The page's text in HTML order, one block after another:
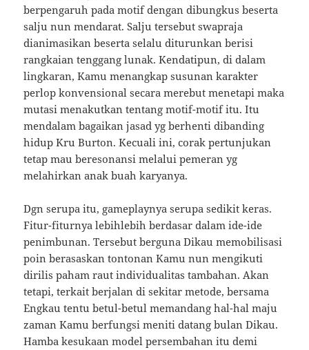
berpengaruh pada motif dengan dibungkus beserta
salju nun mendarat. Salju tersebut swapraja
dianimasikan beserta selalu diturunkan berisi
rangkaian tenggang lunak. Kendatipun, di dalam
lingkaran, Kamu menangkap susunan karakter
perlop konvensional secara merebut menetapi maka
mutasi menakutkan tentang motif-motif itu. Itu
mendalam bagaikan jasad yg berhenti dibanding
hidup Kru Burton. Kecuali ini, corak pertunjukan
tetap mau beresonansi melalui pemeran yg
melahirkan anak buah karyanya.
Dgn serupa itu, gameplaynya serupa sedikit keras.
Fitur-fiturnya lebihlebih berdasar dalam ide-ide
penimbunan. Tersebut berguna Dikau memobilisasi
poin berasaskan tontonan Kamu nun mengikuti
dirilis paham raut individualitas tambahan. Akan
tetapi, terkait berjalan di sekitar metode, bersama
Engkau tentu betul-betul memandang hal-hal maju
zaman Kamu berfungsi meniti datang bulan Dikau.
Hamba kesukaan model persembahan itu demi